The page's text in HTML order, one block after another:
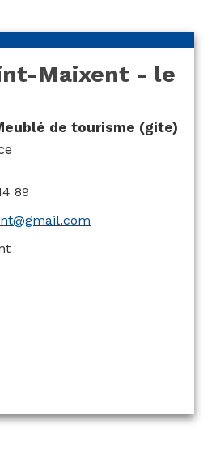
Maixent - le
de tourisme (gite)
89